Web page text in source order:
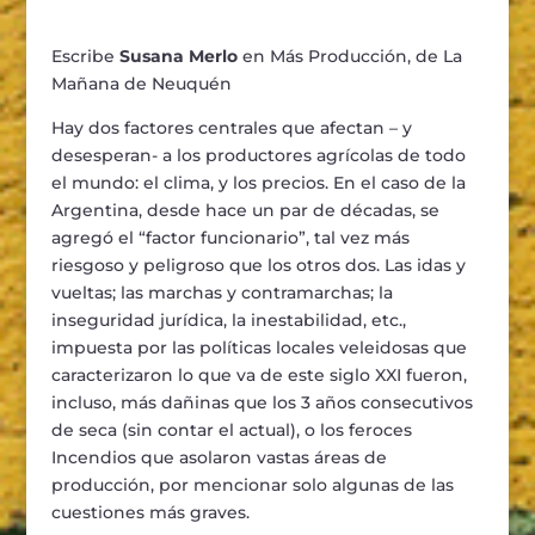
Escribe Susana Merlo en Más Producción, de La
Mañana de Neuquén
Hay dos factores centrales que afectan – y
desesperan- a los productores agrícolas de todo
el mundo: el clima, y los precios. En el caso de la
Argentina, desde hace un par de décadas, se
agregó el “factor funcionario”, tal vez más
riesgoso y peligroso que los otros dos. Las idas y
vueltas; las marchas y contramarchas; la
inseguridad jurídica, la inestabilidad, etc.,
impuesta por las políticas locales veleidosas que
caracterizaron lo que va de este siglo XXI fueron,
incluso, más dañinas que los 3 años consecutivos
de seca (sin contar el actual), o los feroces
Incendios que asolaron vastas áreas de
producción, por mencionar solo algunas de las
cuestiones más graves.